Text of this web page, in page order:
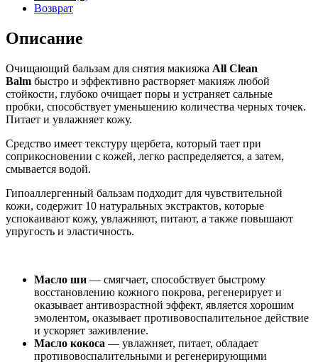
Возврат
Описание
Очищающий бальзам для снятия макияжа All Clean
Balm быстро и эффективно растворяет макияж любой
стойкости, глубоко очищает поры и устраняет сальные
пробки, способствует уменьшению количества черных точек.
Питает и увлажняет кожу.
Средство имеет текстуру щербета, который тает при
соприкосновении с кожей, легко распределяется, а затем,
смывается водой.
Гипоаллергенный бальзам подходит для чувствительной
кожи, содержит 10 натуральных экстрактов, которые
успокаивают кожу, увлажняют, питают, а также повышают
упругость и эластичность.
Масло ши — смягчает, способствует быстрому
восстановлению кожного покрова, регенерирует и
оказывает антивозрастной эффект, является хорошим
эмолентом, оказывает противовоспалительное действие
и ускоряет заживление.
Масло кокоса — увлажняет, питает, обладает
противовоспалительными и регенерирующими